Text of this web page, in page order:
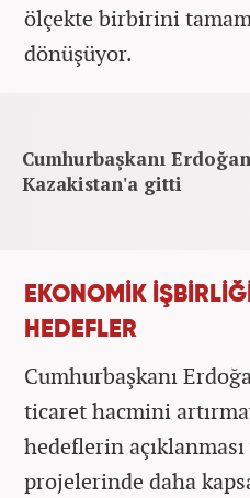
ölçekte birbirini
dönüşüyor.
Cumhurbaşkanı Erdoğan
Kazakistan'a gitti
EKONOMİK
HEDEFLER
Cumhurbaşkanı
ticaret hacmini
hedeflerin
projelerinde daha